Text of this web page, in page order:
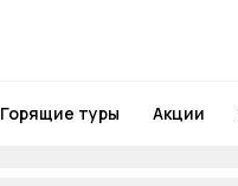
Горящие туры Акции